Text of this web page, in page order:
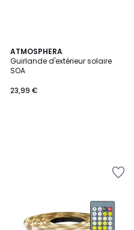
ATMOSPHERA
Guirlande d'extérieur solaire
SOA
23,99 €